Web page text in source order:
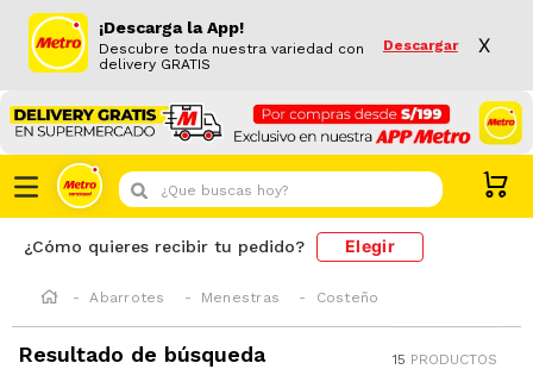
¡Descarga la App!
Descubre toda nuestra variedad con
delivery GRATIS
Descargar X
¿Que buscas hoy?
¿Cómo quieres recibir tu pedido? Elegir
Abarrotes Menestras Costeño
Resultado de búsqueda 15 PRODUCTOS